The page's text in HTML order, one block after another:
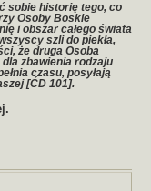
sobie historię tego, co
Osoby Boskie
i obszar całego świata
szli do piekła,
że druga Osoba
zbawienia rodzaju
czasu, posyłają
[ĆD 101].